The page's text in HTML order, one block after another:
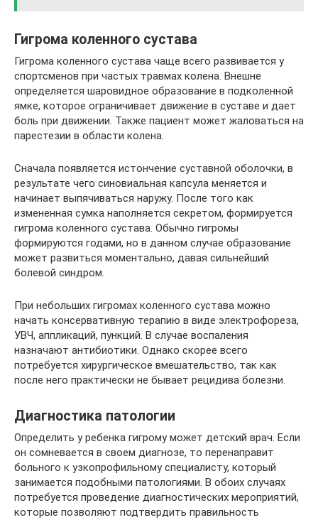
Гигрома коленного сустава
Гигрома коленного сустава чаще всего развивается у
спортсменов при частых травмах колена. Внешне
определяется шаровидное образование в подколенной
ямке, которое ограничивает движение в суставе и дает
боль при движении. Также пациент может жаловаться на
парестезии в области колена.
Сначала появляется истончение суставной оболочки, в
результате чего синовиальная капсула меняется и
начинает выпячиваться наружу. После того как
измененная сумка наполняется секретом, формируется
гигрома коленного сустава. Обычно гигромы
формируются годами, но в данном случае образование
может развиться моментально, давая сильнейший
болевой синдром.
При небольших гигромах коленного сустава можно
начать консервативную терапию в виде электрофореза,
УВЧ, аппликаций, пункций. В случае воспаления
назначают антибиотики. Однако скорее всего
потребуется хирургическое вмешательство, так как
после него практически не бывает рецидива болезни.
Диагностика патологии
Определить у ребенка гигрому может детский врач. Если
он сомневается в своем диагнозе, то перенаправит
больного к узкопрофильному специалисту, который
занимается подобными патологиями. В обоих случаях
потребуется проведение диагностических мероприятий,
которые позволяют подтвердить правильность